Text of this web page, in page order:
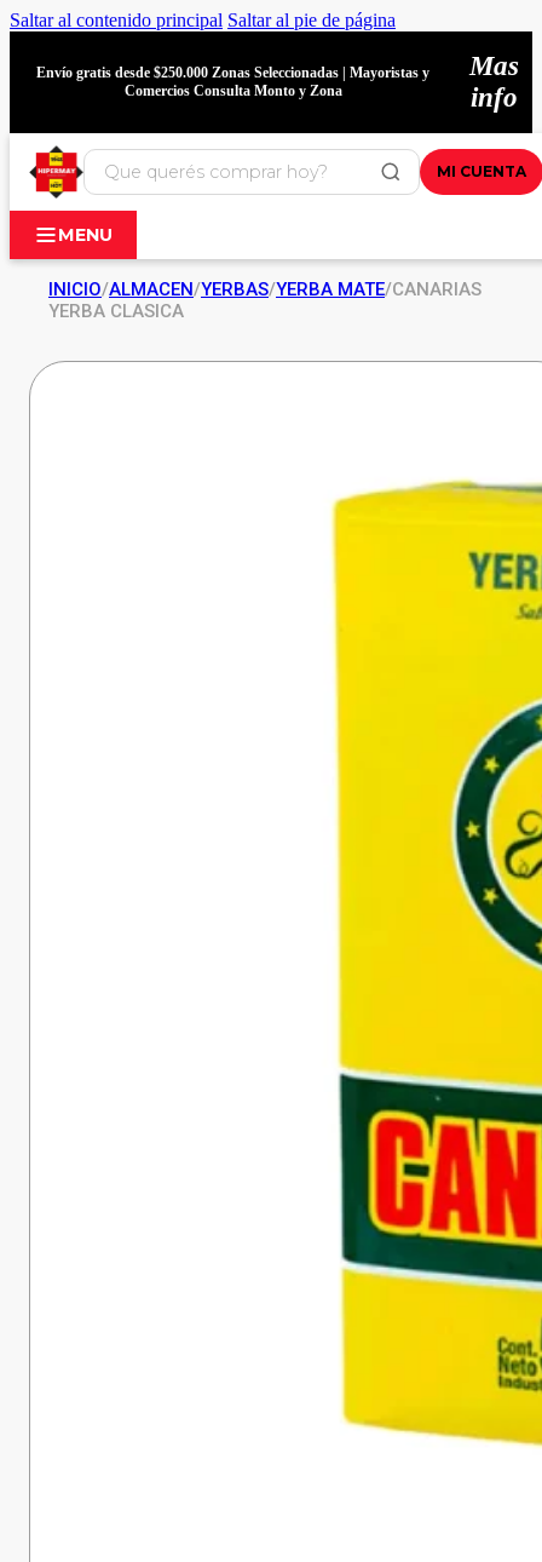
Saltar al contenido principal Saltar al pie de página
Envío gratis desde $250.000 Zonas Seleccionadas | Mayoristas y
Comercios Consulta Monto y Zona
Mas
info
MI CUENTA
MENU
INICIO/ALMACEN/YERBAS/YERBA MATE/CANARIAS
YERBA CLASICA